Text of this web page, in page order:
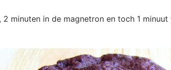
2 minuten in de magnetron en toch 1